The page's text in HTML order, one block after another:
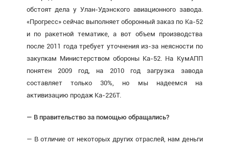
обстоят дела у Улан-Удэнского авиационного завода.
«Прогресс» сейчас выполняет оборонный заказ по Ка-52
и по ракетной тематике, а вот объем производства
после 2011 года требует уточнения из-за неясности по
закупкам Министерством обороны Ка-52. На КумАПП
понятен 2009 год, на 2010 год загрузка завода
составляет только 30%, но мы надеемся на
активизацию продаж Ка-226Т.
— В правительство за помощью обращались?
— В отличие от некоторых других отраслей, нам деньги